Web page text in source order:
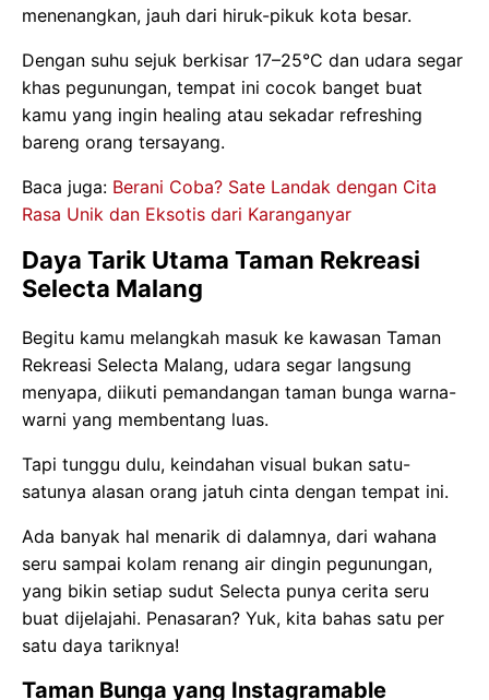
menenangkan, jauh dari hiruk-pikuk kota besar.
Dengan suhu sejuk berkisar 17–25°C dan udara segar
khas pegunungan, tempat ini cocok banget buat
kamu yang ingin healing atau sekadar refreshing
bareng orang tersayang.
Baca juga: Berani Coba? Sate Landak dengan Cita
Rasa Unik dan Eksotis dari Karanganyar
Daya Tarik Utama Taman Rekreasi
Selecta Malang
Begitu kamu melangkah masuk ke kawasan Taman
Rekreasi Selecta Malang, udara segar langsung
menyapa, diikuti pemandangan taman bunga warna-
warni yang membentang luas.
Tapi tunggu dulu, keindahan visual bukan satu-
satunya alasan orang jatuh cinta dengan tempat ini.
Ada banyak hal menarik di dalamnya, dari wahana
seru sampai kolam renang air dingin pegunungan,
yang bikin setiap sudut Selecta punya cerita seru
buat dijelajahi. Penasaran? Yuk, kita bahas satu per
satu daya tariknya!
Taman Bunga yang Instagramable